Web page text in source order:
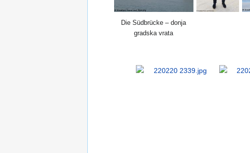
Die Südbrücke – donja
gradska vrata